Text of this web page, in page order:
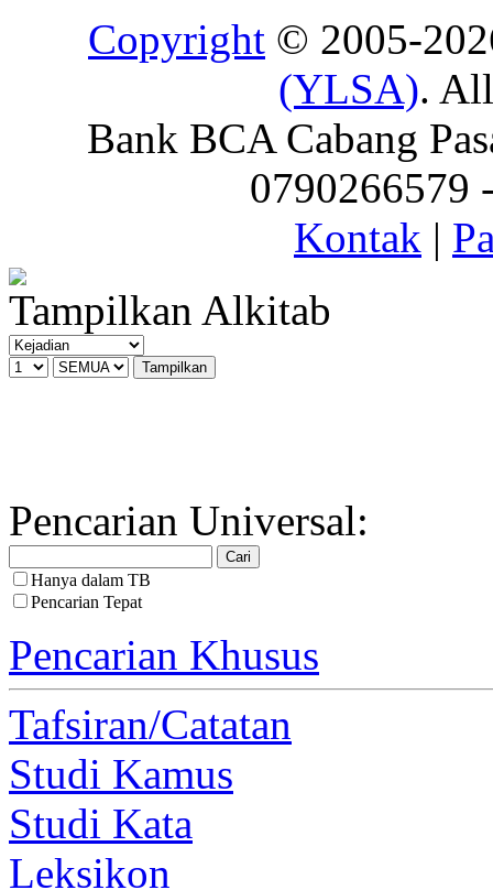
Copyright © 2005-
(YLSA).
Bank BCA Cabang
0790266579
Kontak |
Tampilkan Alkitab
Pencarian Universal:
Hanya dalam TB
Pencarian Tepat
Pencarian Khusus
Tafsiran/Catatan
Studi Kamus
Studi Kata
Leksikon